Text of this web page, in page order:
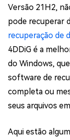
Versão 21H2,
pode recuperar
recuperação de
4DDiG é a
do Windows,
software de
completa ou
seus arquivos
Aqui estão